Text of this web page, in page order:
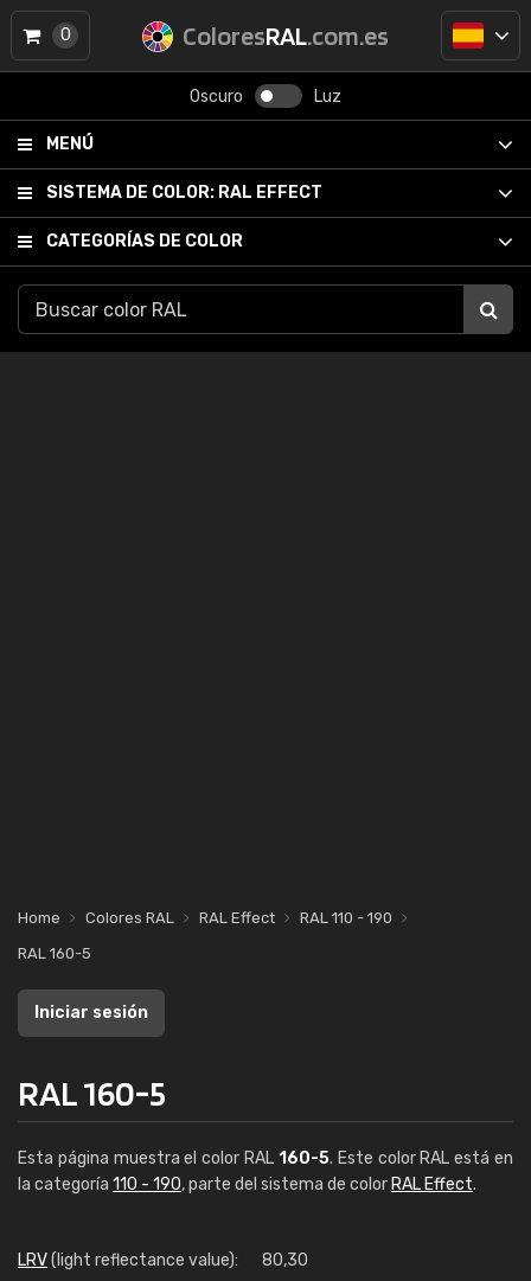
ColoresRAL.com.es
Oscuro Luz
MENÚ
SISTEMA DE COLOR: RAL EFFECT
CATEGORÍAS DE COLOR
0
Home Colores RAL RAL Effect
RAL 110 - 190
RAL 160-5
Iniciar sesión
RAL 160-5
Esta página muestra el color RAL 160-5. Este color RAL está en
la categoría 110 - 190, parte del sistema de color RAL Effect.
LRV(light reflectance value): 80,30